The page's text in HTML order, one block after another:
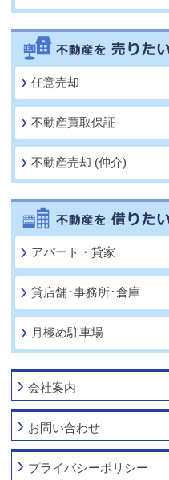
任意売却
不動産買取保証
不動産売却 (仲介)
アパート・貸家
貸店舗･事務所･倉庫
月極め駐車場
会社案内
お問い合わせ
プライバシーポリシー